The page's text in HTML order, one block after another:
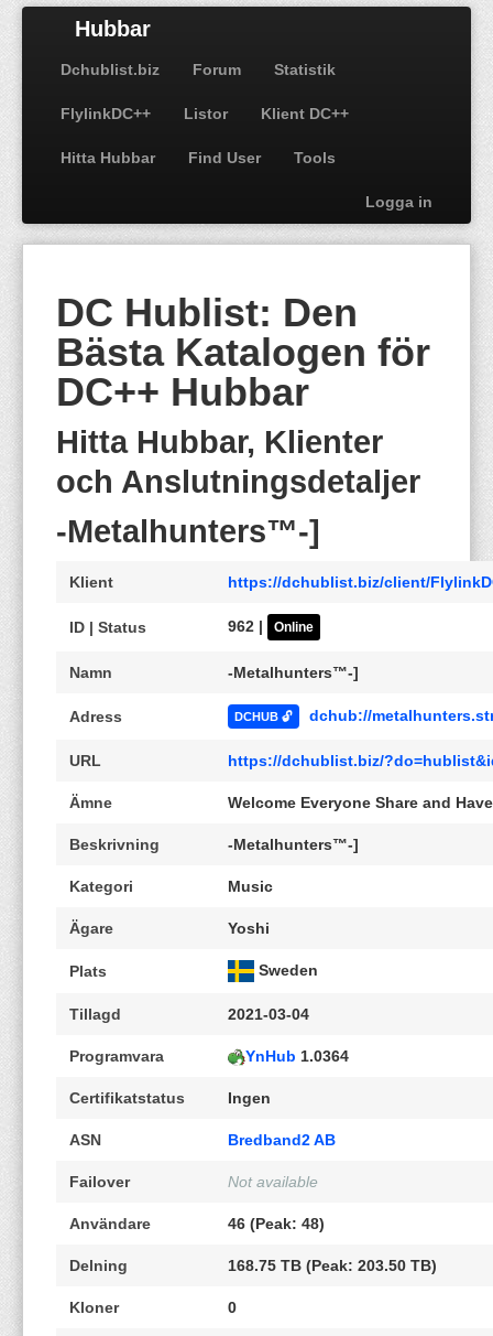
Hubbar
Dchublist.biz Forum Statistik
FlylinkDC++ Listor Klient DC++
Hitta Hubbar Find User Tools
Logga in
DC Hublist: Den
Bästa Katalogen för
DC++ Hubbar
Hitta Hubbar, Klienter
och Anslutningsdetaljer
-Metalhunters™-]
Klient https://dchublist.biz/client/
ID | Status 962 | Online
Namn -Metalhunters™-]
Adress DCHUB 🔓 dchub://
URL https://dchublist.biz/
Ämne Welcome Everyone Share and
Beskrivning -Metalhunters™-]
Kategori Music
Ägare Yoshi
Plats Sweden
Tillagd 2021-03-04
Programvara YnHub 1.0364
Certifikatstatus Ingen
ASN Bredband2 AB
Failover Not available
Användare 46 (Peak: 48)
Delning 168.75 TB (Peak: 203.50 TB)
Kloner 0